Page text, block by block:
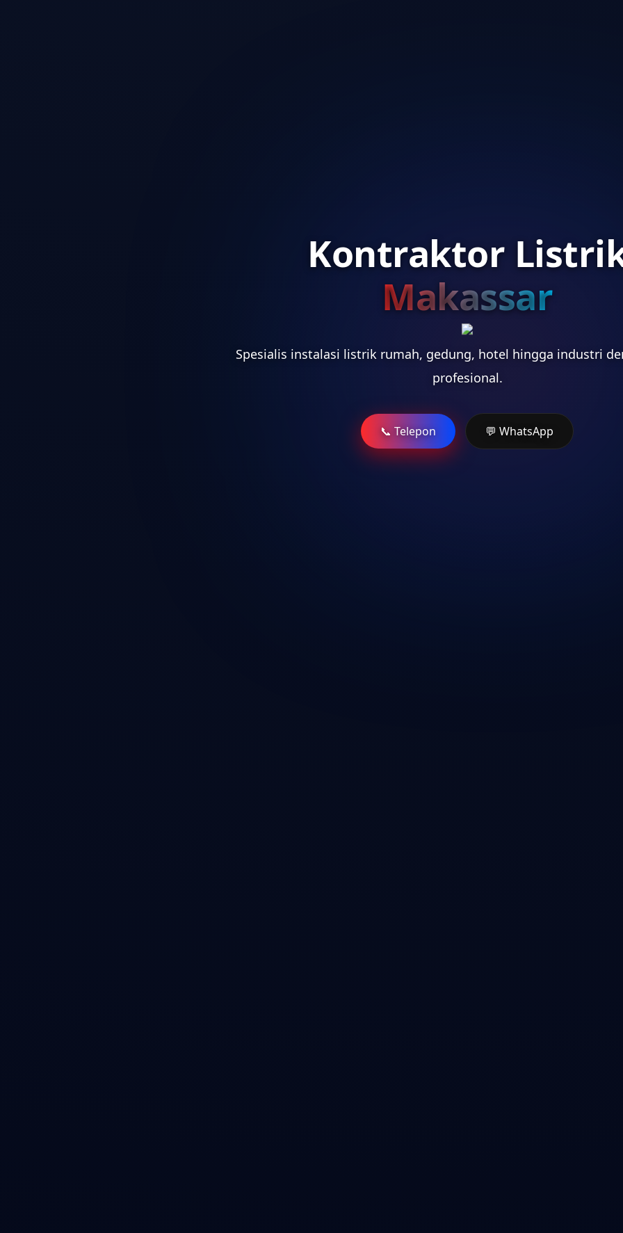
Kontraktor
Makassar
Spesialis instalasi listrik rumah, gedung, hotel hingga industri
profesional.
📞 Telepon 💬 WhatsApp